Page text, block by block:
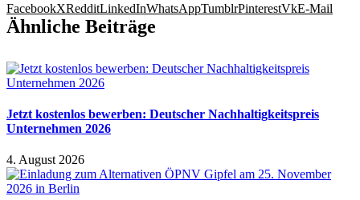
FacebookXRedditLinkedInWhatsAppTumblrPinterestVkE-Mail
Ähnliche Beiträge
Jetzt kostenlos bewerben: Deutscher Nachhaltigkeitspreis
Unternehmen 2026
4. August 2026